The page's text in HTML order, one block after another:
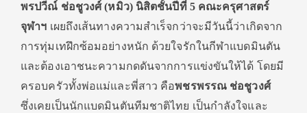
พรปวีณ์ ช่อชูวงศ์(หมิว) นิสิตชั้นปีที่ 5 คณะครุศาสตร์
จุฬาฯ เผยถึงเส้นทางความสำเร็จกว่าจะมีวันนี้ว่าเกิดจาก
การทุ่มเทฝึกซ้อมอย่างหนัก ด้วยใจรักในกีฬาแบดมินตัน
และต้องเอาชนะความกดดันจากการแข่งขันให้ได้ โดยมี
ครอบครัวทั้งพ่อแม่และพี่สาว คือพชรพรรณ ช่อชูวงศ์
ซึ่งเคยเป็นนักแบดมินตันทีมชาติไทย เป็นกำลังใจและ